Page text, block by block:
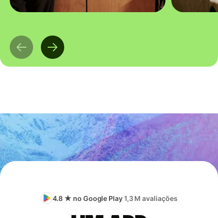
4.8 ★ no Google Play1,3 M avaliações